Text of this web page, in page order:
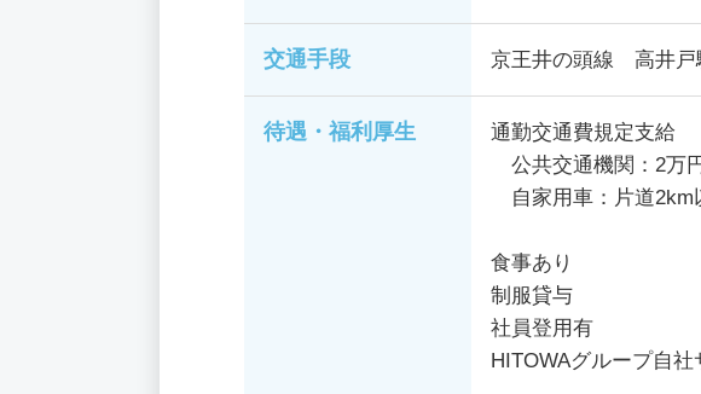
交通手段 京王井の頭線 高井戸
待遇・福利厚生
通勤交通費規定支給
公共交通機関：2万
自家用車：片道2km
食事あり
制服貸与
社員登用有
HITOWAグループ自